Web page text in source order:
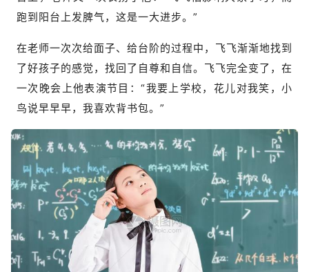
跑到阳台上发脾气，这是一大进步。”
在老师一次次给面子、给台阶的过程中，飞飞渐渐地找到
了好孩子的感觉，找回了自尊和自信。飞飞完全变了，在
一次晚会上他表演节目：“我要上学校，花儿对我笑，小
鸟说早早早，我喜欢背书包。”